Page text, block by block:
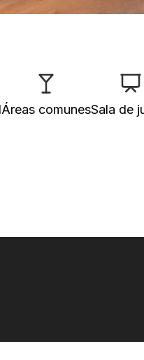
Áreas comunesSala de